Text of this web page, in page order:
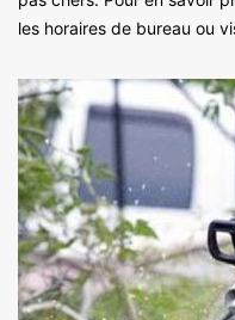
les horaires de bureau ou